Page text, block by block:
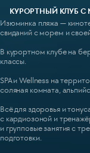
КУРОРТНЫЙ КЛУБ
Изюминка пляжа —
свиданий с морем и
В курортном клубе на
классы.
SPA и Wellness на
соляная комната,
Всё для здоровья и
с кардиозоной и
и групповые занятия с
подготовки.